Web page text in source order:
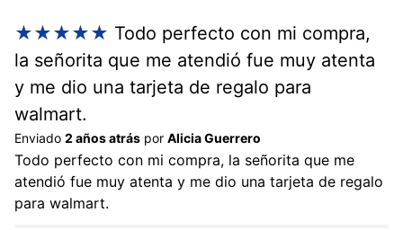
★★★★★ Todo perfecto con mi compra,
la señorita que me atendió fue muy atenta
y me dio una tarjeta de regalo para
walmart.
Enviado 2 años atrás por Alicia Guerrero
Todo perfecto con mi compra, la señorita que me
atendió fue muy atenta y me dio una tarjeta de regalo
para walmart.